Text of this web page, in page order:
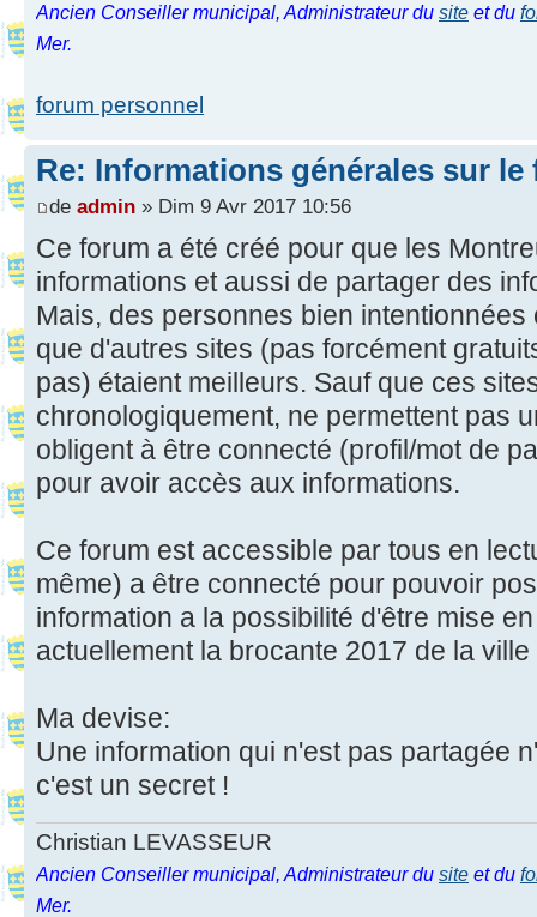
Ancien Conseiller municipal, Administrateur du site et du
Mer.
forum personnel
Re: Informations générales sur le
de admin » Dim 9 Avr 2017 10:56
Ce forum a été créé pour que les
informations et aussi de partager des
Mais, des personnes bien
que d'autres sites (pas forcément
pas) étaient meilleurs. Sauf que ces
chronologiquement, ne permettent pas
obligent à être connecté (profil/mot de
pour avoir accès aux informations.
Ce forum est accessible par tous en
même) a être connecté pour pouvoir
information a la possibilité d'être mise
actuellement la brocante 2017 de la
Ma devise:
Une information qui n'est pas partagée
c'est un secret !
Christian LEVASSEUR
Ancien Conseiller municipal, Administrateur du site et du
Mer.